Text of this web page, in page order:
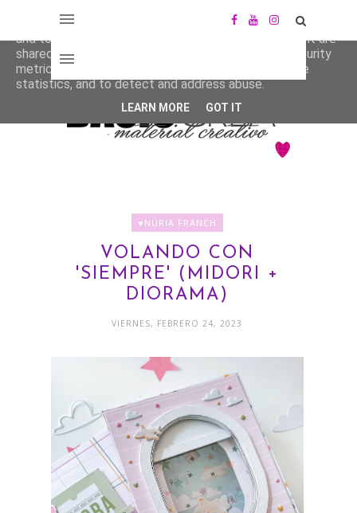
♥NÚRIA FRANCH
VOLANDO CON
'SIEMPRE' (MIDORI +
DIORAMA)
VIERNES, FEBRERO 24, 2023
This site uses cookies from Google to deliver its services
and to analyze traffic. Your IP address and user-agent are
shared with Google along with performance and security
metrics to ensure quality of service, generate usage
statistics, and to detect and address abuse.
LEARN MORE GOT IT